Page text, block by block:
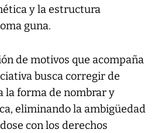
y la estructura
guna.
de motivos que acompaña
busca corregir de
la forma de nombrar y
eliminando la ambigüedad
con los derechos